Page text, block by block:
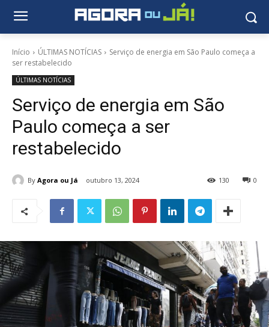
Início ÚLTIMAS NOTÍCIAS
Serviço de energia em São Paulo começa a
ser restabelecido
ÚLTIMAS NOTÍCIAS
Serviço de energia em São
Paulo começa a ser
restabelecido
By Agora ou Já outubro 13, 2024 0
130